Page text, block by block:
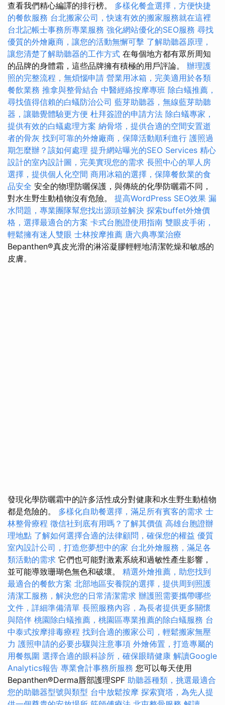
查看我們精心編譯的排行榜。 多樣化餐盒選擇，方便快捷
的餐飲服務 台北搬家公司，快速有效的搬家服務就在這裡
台北記帳士事務所專業服務 強化網站優化的SEO服務 尋找
優質的外燴廠商，讓您的活動無懈可擊 了解助聽器原理，
讓您清楚了解助聽器的工作方式 在每個地方都有眾所周知
的品牌的身體霜，這些品牌擁有積極的用戶評論。 辦理護
照的完整流程，無煩惱申請 營業用冰箱，完美適用於各類
餐飲業務 推拿與整骨結合 中醫經絡按摩專班 除白蟻推薦，
尋找值得信賴的白蟻防治公司 藍芽助聽器，無線藍芽助聽
器，讓聽覺體驗更方便 杜拜簽證的申請方法 除白蟻專家，
提供有效的白蟻處理方案 納骨塔，提供合適的空間安置逝
者的骨灰 找到可靠的外燴廠商，保障活動順利進行 護照過
期怎麼辦？該如何處理 提升網站曝光的SEO Services 精心
設計的室內設計圖，完美實現您的需求 長照中心的單人房
選擇，提供個人化空間 商用冰箱的選擇，保障餐飲業的食
品安全 安全的物理防曬保護，與傳統的化學防曬霜不同，
對水生野生動植物沒有危險。 提高WordPress SEO效果 漏
水問題，專業團隊幫您找出源頭並解決 探索buffet外燴價
格，選擇最適合的方案 卡式台胞證使用指南 雙眼皮手術，
輕鬆擁有迷人雙眼 士林按摩推薦 唐六典專業治療
Bepanthen®真皮光滑的淋浴凝膠輕輕地清潔乾燥和敏感的
皮膚。
發現化學防曬霜中的許多活性成分對健康和水生野生動植物
都是危險的。 多樣化自助餐選擇，滿足所有賓客的需求 士
林整骨療程 徵信社到底有用嗎？了解其價值 高雄台胞證辦
理地點 了解如何選擇合適的法律顧問，確保您的權益 優質
室內設計公司，打造您夢想中的家 台北外燴服務，滿足各
類活動的需求 它們也可能對激素系統和過敏性產生影響，
並可能導致珊瑚色無色和破壞。 精選外燴推薦，助您找到
最適合的餐飲方案 北部地區安養院的選擇，提供周到照護
清潔工服務，解決您的日常清潔需求 辦護照需要攜帶哪些
文件，詳細準備清單 長照服務內容，為長者提供更多關懷
與陪伴 桃園除白蟻推薦，桃園區專業推薦的除白蟻服務 台
中泰式按摩排毒療程 找到合適的搬家公司，輕鬆搬家無壓
力 護照申請的必要步驟與注意事項 外燴佈置，打造專屬的
用餐氛圍 選擇合適的眼科診所，確保眼睛健康 解讀Google
Analytics報告 專業會計事務所服務 您可以每天使用
Bepanthen®Derma唇部護理SPF 助聽器種類，挑選最適合
您的助聽器型號與類型 台中放鬆按摩 探索寶塔，為先人提